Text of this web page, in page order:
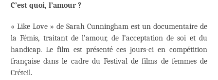
C’est quoi, l’amour ?
« Like Love » de Sarah Cunningham est un documentaire de
la Fémis, traitant de l’amour, de l’acceptation de soi et du
handicap. Le film est présenté ces jours-ci en compétition
française dans le cadre du Festival de films de femmes de
Créteil.